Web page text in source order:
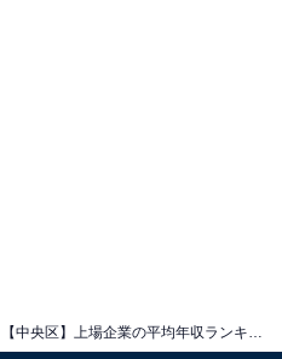
【中央区】上場企業の平均年収ランキング！ 2位「ヒューリック」を抑えた平均年収2000万超えの1位は？